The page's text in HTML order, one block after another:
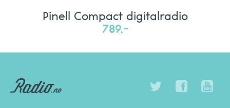
Pinell Compact digitalradio
789,-